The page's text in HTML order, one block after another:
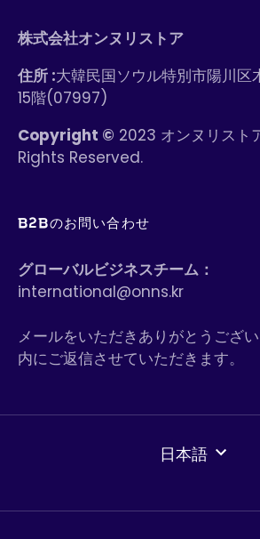
株式会社オンヌリストア
住所 :大韓民国ソウル特別市陽川区
15階(07997)
Copyright © 2023 オンヌリスト
Rights Reserved.
B2Bのお問い合わせ
グローバルビジネスチーム：
international@onns.kr
メールをいただきありがとうござ
内にご返信させていただきます。
日本語